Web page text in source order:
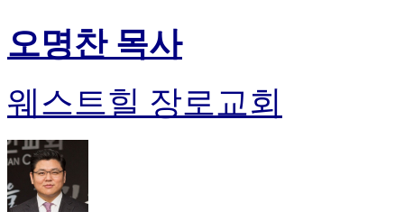
오명찬 목사
웨스트힐 장로교회